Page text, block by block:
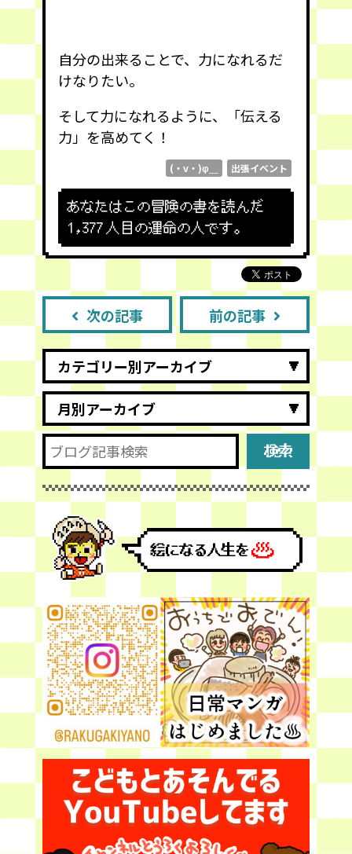
自分の出来ることで、力になれるだ
けなりたい。
そして力になれるように、「伝える
力」を高めてく！
(・v・)φ＿ 出張イベント
あなたはこの冒険の書を読んだ
1,377 人目の運命の人です。
次の記事 前の記事